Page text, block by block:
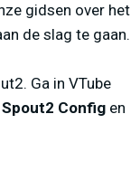
gidsen over het
de slag te gaan.
Ga in VTube
Spout2 Config en